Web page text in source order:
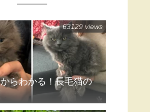
らわかる！長毛猫の
63129 views